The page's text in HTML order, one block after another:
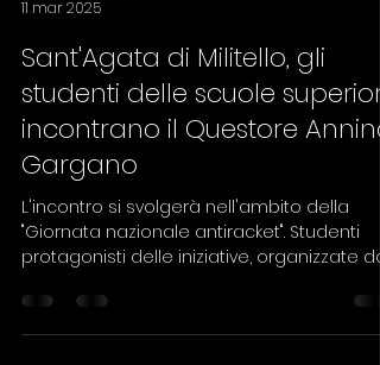
Maria Salomone
11 mar 2025
Sant'Agata di Militello, gli
studenti delle scuole superiori
incontrano il Questore Annino
Gargano
"Giornata nazionale antiracket". Studenti
protagonisti delle iniziative, organizzate